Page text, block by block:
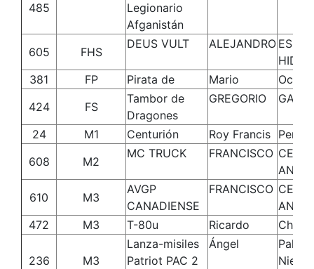
485
Legionario
Afganistán
605 FHS
DEUS VULT ALEJANDRO
381
FP Pirata de Mario
Ocaña
424
FS
Tambor de
Dragones
GREGORIO
24 M1 Centurión Roy Francis Perez
608
M2
MC TRUCK FRANCISCO
610
M3
AVGP
CANADIENSE
FRANCISCO
472
M3 T-80u Ricardo Chust
236 M3
Lanza-misiles
Patriot PAC 2
Ángel
Nieto-